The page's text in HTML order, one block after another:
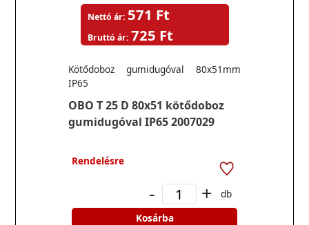
OBO T 25 D 80x51 kötődoboz
gumidugóval IP65 2007029
Kötődoboz gumidugóval 80x51mm
IP65
Nettó ár: 571 Ft
Bruttó ár: 725 Ft
Rendelésre
- +
db
Kosárba